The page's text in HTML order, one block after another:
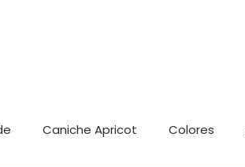
Caniche Apricot Colores